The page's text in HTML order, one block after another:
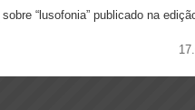
sobre “lusofonia” publicado na